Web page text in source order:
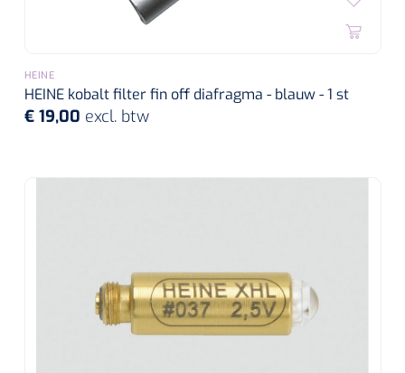
HEINE
HEINE kobalt filter fin off diafragma - blauw - 1 st
€ 19,00 excl. btw